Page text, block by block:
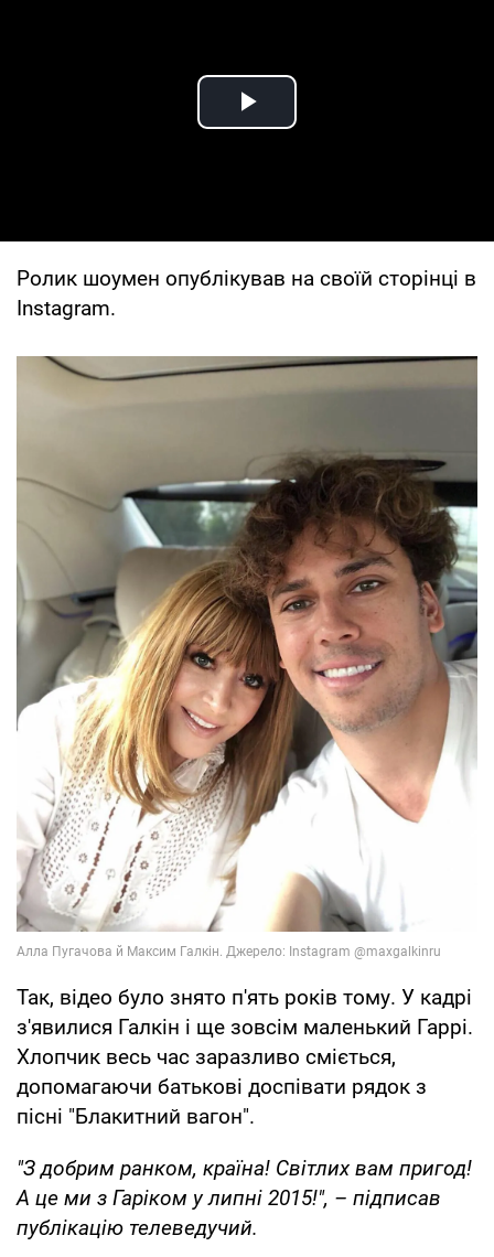
Play Video
Ролик шоумен опублікував на своїй сторінці в
Instagram.
Так, відео було знято п'ять років тому. У кадрі
з'явилися Галкін і ще зовсім маленький Гаррі.
Хлопчик весь час заразливо сміється,
допомагаючи батькові доспівати рядок з
пісні "Блакитний вагон".
"З добрим ранком, країна! Світлих вам пригод!
А це ми з Гаріком у липні 2015!", – підписав
публікацію телеведучий.